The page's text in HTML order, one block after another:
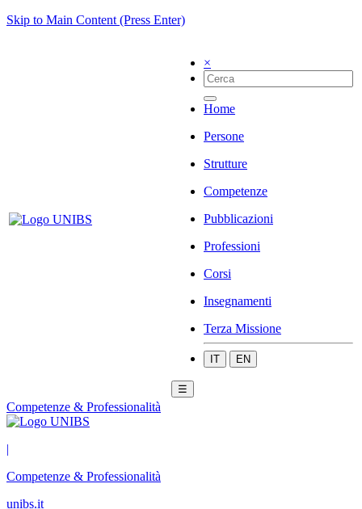
Skip to Main Content (Press Enter)
×
Home
Persone
Strutture
Competenze
Pubblicazioni
Professioni
Corsi
Insegnamenti
Terza Missione
IT EN
☰
Competenze & Professionalità
|
Competenze & Professionalità
unibs.it